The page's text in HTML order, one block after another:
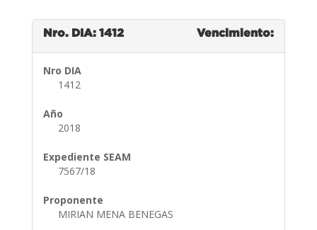
Nro. DIA: 1412 Vencimiento:
Nro DIA
1412
Año
2018
Expediente SEAM
7567/18
Proponente
MIRIAN MENA BENEGAS